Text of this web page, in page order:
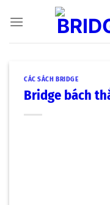
CÁC SÁCH BRIDGE
Bridge bách